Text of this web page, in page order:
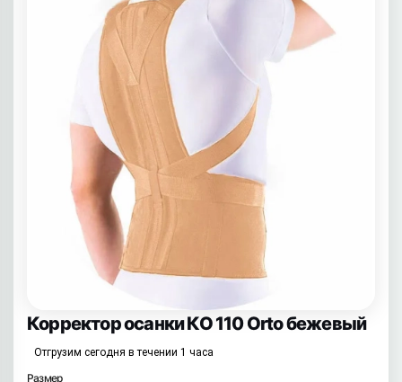
Корректор осанки КО 110 Orto бежевый
Отгрузим сегодня в течении 1 часа
Размер